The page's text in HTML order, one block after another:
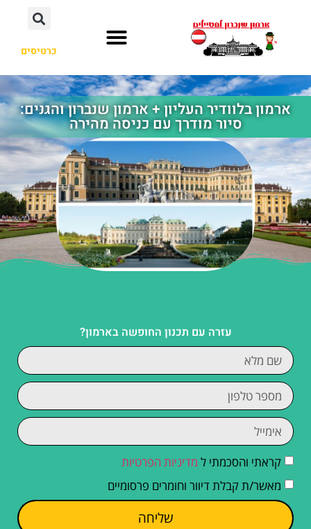
כרטיסים
ארמון בלוודיר העליון + ארמון שנברון והגנים:
סיור מודרך עם כניסה מהירה
עזרה עם תכנון החופשה בארמון?
קראתי והסכמתי ל מדיניות הפרטיות
מאשר/ת קבלת דיוור וחומרים פרסומיים
שליחה